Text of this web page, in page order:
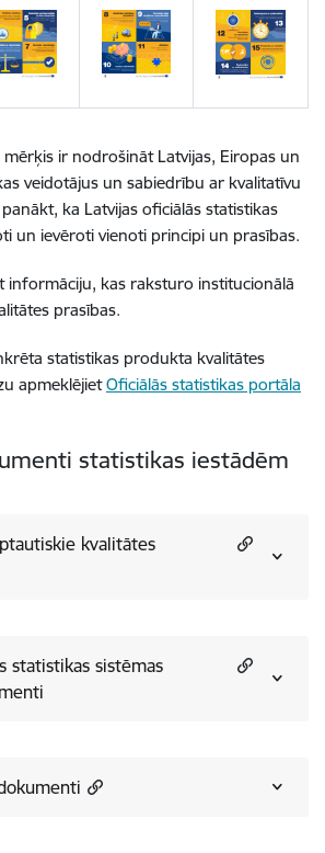
ir nodrošināt Latvijas, Eiropas un
veidotājus un sabiedrību ar kvalitatīvu
ka Latvijas oficiālās statistikas
un ievēroti vienoti principi un prasības.
informāciju, kas raksturo institucionālā
prasības.
statistikas produkta kvalitātes
apmeklējietOficiālās statistikas portāla
statistikas iestādēm
kvalitātes
statistikas sistēmas